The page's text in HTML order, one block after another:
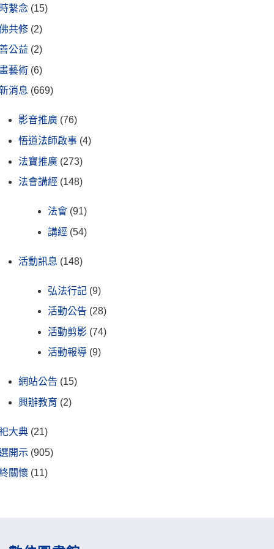
繫念 (15)
共修 (2)
公益 (2)
藝術 (6)
消息 (669)
影音推廣 (76)
悟道法師啟事 (4)
法寶推廣 (273)
法會講經 (148)
法會 (91)
講經 (54)
活動訊息 (148)
弘法行記 (9)
活動公告 (28)
活動剪影 (74)
活動報導 (9)
網站公告 (15)
興辦教育 (2)
大典 (21)
開示 (905)
關懷 (11)